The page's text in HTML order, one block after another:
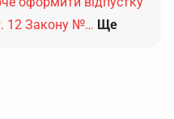
12 Закону №… Ще